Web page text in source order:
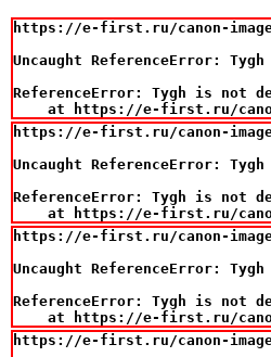
https://e-first.ru/canon-
Uncaught ReferenceError:
ReferenceError: Tygh is not
at https://e-first.ru/
https://e-first.ru/canon-
Uncaught ReferenceError:
ReferenceError: Tygh is not
at https://e-first.ru/
https://e-first.ru/canon-
Uncaught ReferenceError:
ReferenceError: Tygh is not
at https://e-first.ru/
https://e-first.ru/canon-